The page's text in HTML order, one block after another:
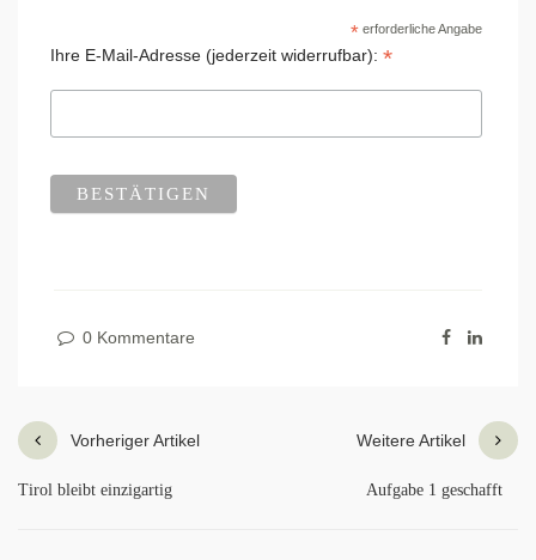
*erforderliche Angabe
Ihre E-Mail-Adresse (jederzeit widerrufbar): *
0 Kommentare
Vorheriger Artikel
Tirol bleibt einzigartig
Weitere Artikel
Aufgabe 1 geschafft